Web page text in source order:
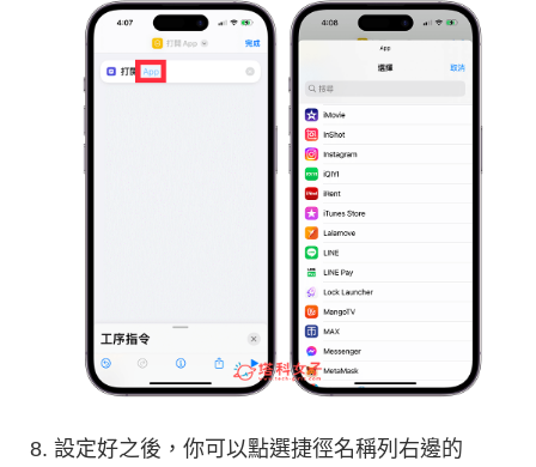
設定好之後，你可以點選捷徑名稱列右邊的